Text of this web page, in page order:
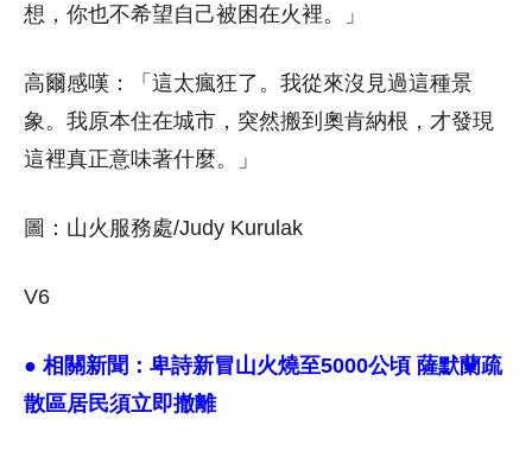
想，你也不希望自己被困在火裡。」
高爾感嘆：「這太瘋狂了。我從來沒見過這種景
象。我原本住在城市，突然搬到奧肯納根，才發現
這裡真正意味著什麼。」
圖：山火服務處/Judy Kurulak
V6
● 相關新聞： 卑詩新冒山火燒至5000公頃 薩默蘭疏
散區居民須立即撤離